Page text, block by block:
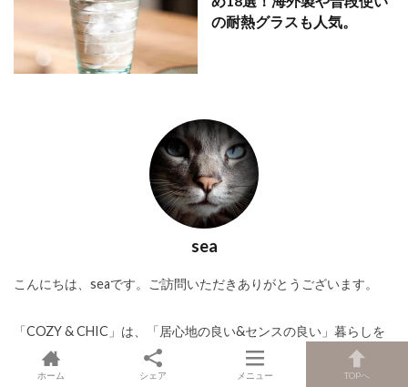
の耐熱グラスも人気。
sea
こんにちは、seaです。ご訪問いただきありがとうございます。
「COZY & CHIC」は、「居心地の良い&センスの良い」暮らしを
実現すべく、リノベーションやホームデコレーションを試行錯誤
する中で得たアイデアやオススメ情報などをご紹介していくイン
ホーム シェア メニュー TOPへ